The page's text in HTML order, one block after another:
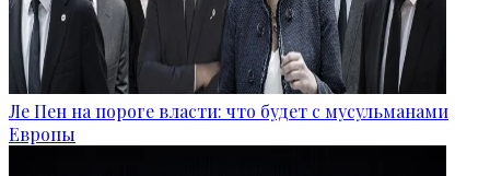
Ле Пен на пороге власти: что будет с мусульманами
Европы